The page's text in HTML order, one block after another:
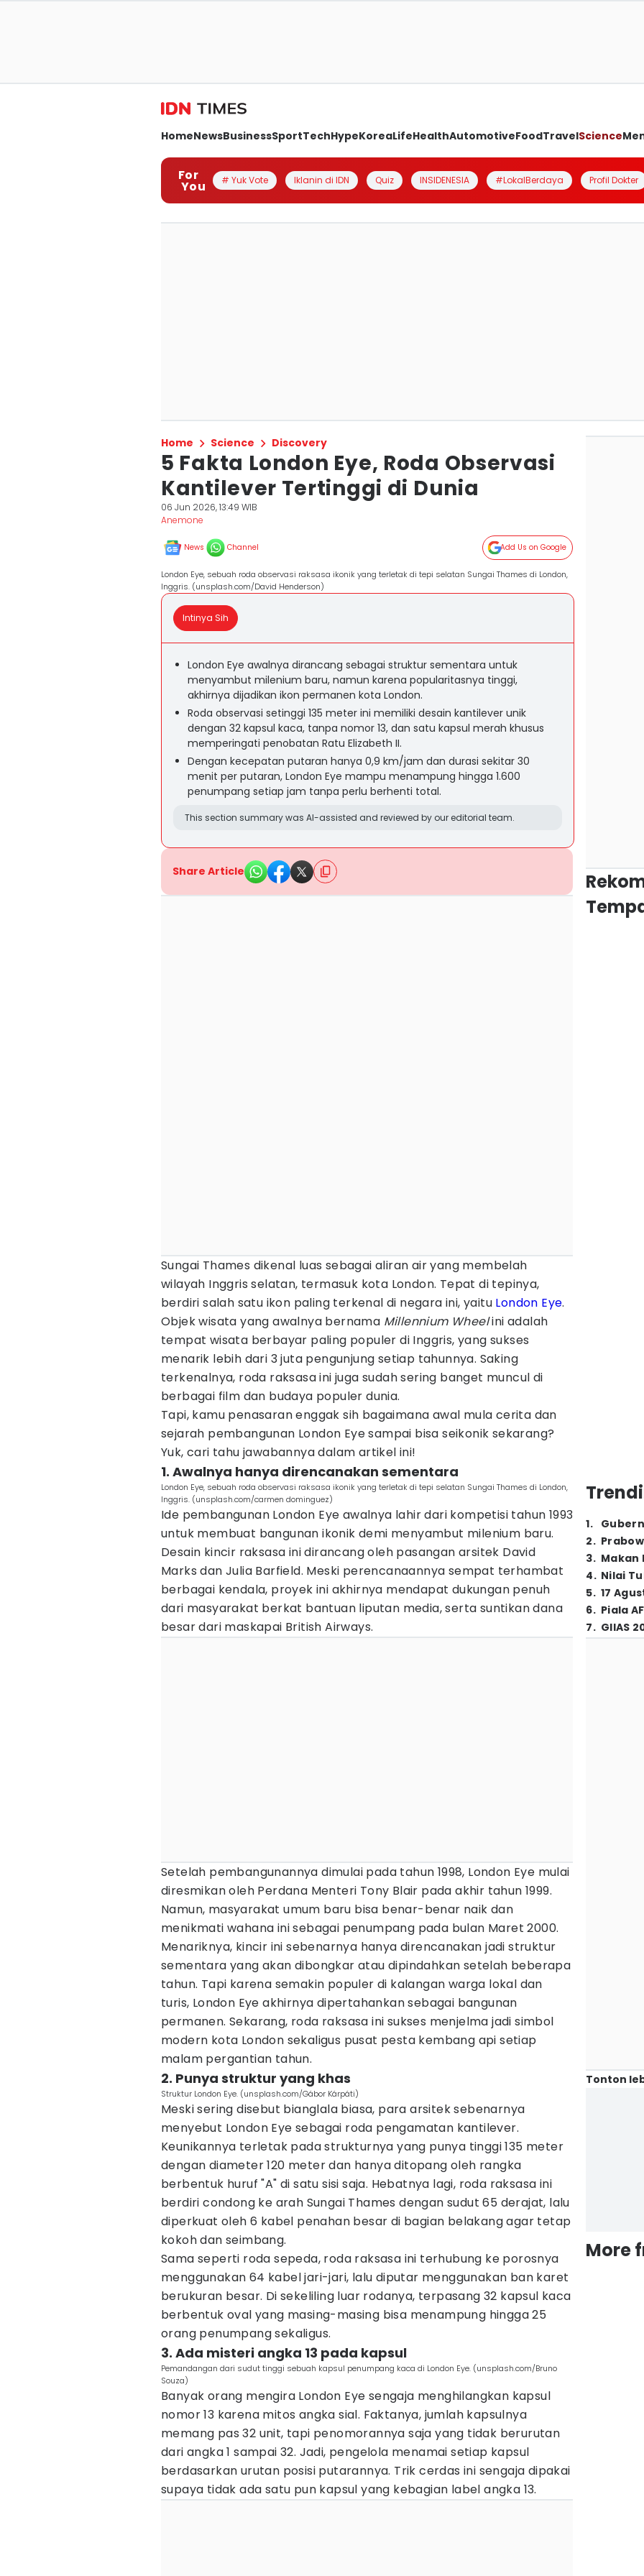
HomeNewsBusinessSportTechHypeKoreaLifeHealthAutomotiveFoodTravelScience
For
You # Yuk Vote Iklanin di IDN Quiz INSIDENESIA #LokalBerdaya Profil Dokter
Home Science Discovery
5 Fakta London Eye, Roda Observasi
Kantilever Tertinggi di Dunia
06 Jun 2026, 13:49 WIB
Anemone
News Channel Add Us on Google
London Eye, sebuah roda observasi raksasa ikonik yang terletak di tepi selatan Sungai Thames di London,
Inggris. (unsplash.com/David Henderson)
Intinya Sih
London Eye awalnya dirancang sebagai struktur sementara untuk
menyambut milenium baru, namun karena popularitasnya tinggi,
akhirnya dijadikan ikon permanen kota London.
Roda observasi setinggi 135 meter ini memiliki desain kantilever unik
dengan 32 kapsul kaca, tanpa nomor 13, dan satu kapsul merah khusus
memperingati penobatan Ratu Elizabeth II.
Dengan kecepatan putaran hanya 0,9 km/jam dan durasi sekitar 30
menit per putaran, London Eye mampu menampung hingga 1.600
penumpang setiap jam tanpa perlu berhenti total.
This section summary was AI-assisted and reviewed by our editorial team.
Share Article
Sungai Thames dikenal luas sebagai aliran air yang membelah
wilayah Inggris selatan, termasuk kota London. Tepat di tepinya,
berdiri salah satu ikon paling terkenal di negara ini, yaitu London Eye.
Objek wisata yang awalnya bernama Millennium Wheelini adalah
tempat wisata berbayar paling populer di Inggris, yang sukses
menarik lebih dari 3 juta pengunjung setiap tahunnya. Saking
terkenalnya, roda raksasa ini juga sudah sering banget muncul di
berbagai film dan budaya populer dunia.
Tapi, kamu penasaran enggak sih bagaimana awal mula cerita dan
sejarah pembangunan London Eye sampai bisa seikonik sekarang?
Yuk, cari tahu jawabannya dalam artikel ini!
1. Awalnya hanya direncanakan sementara
London Eye, sebuah roda observasi raksasa ikonik yang terletak di tepi selatan Sungai Thames di London,
Inggris. (unsplash.com/carmen dominguez)
Ide pembangunan London Eye awalnya lahir dari kompetisi tahun 1993
untuk membuat bangunan ikonik demi menyambut milenium baru.
Desain kincir raksasa ini dirancang oleh pasangan arsitek David
Marks dan Julia Barfield. Meski perencanaannya sempat terhambat
berbagai kendala, proyek ini akhirnya mendapat dukungan penuh
dari masyarakat berkat bantuan liputan media, serta suntikan dana
besar dari maskapai British Airways.
Setelah pembangunannya dimulai pada tahun 1998, London Eye mulai
diresmikan oleh Perdana Menteri Tony Blair pada akhir tahun 1999.
Namun, masyarakat umum baru bisa benar-benar naik dan
menikmati wahana ini sebagai penumpang pada bulan Maret 2000.
Menariknya, kincir ini sebenarnya hanya direncanakan jadi struktur
sementara yang akan dibongkar atau dipindahkan setelah beberapa
tahun. Tapi karena semakin populer di kalangan warga lokal dan
turis, London Eye akhirnya dipertahankan sebagai bangunan
permanen. Sekarang, roda raksasa ini sukses menjelma jadi simbol
modern kota London sekaligus pusat pesta kembang api setiap
malam pergantian tahun.
2. Punya struktur yang khas
Struktur London Eye. (unsplash.com/Gábor Kárpáti)
Meski sering disebut bianglala biasa, para arsitek sebenarnya
menyebut London Eye sebagai roda pengamatan kantilever.
Keunikannya terletak pada strukturnya yang punya tinggi 135 meter
dengan diameter 120 meter dan hanya ditopang oleh rangka
berbentuk huruf "A" di satu sisi saja. Hebatnya lagi, roda raksasa ini
berdiri condong ke arah Sungai Thames dengan sudut 65 derajat, lalu
diperkuat oleh 6 kabel penahan besar di bagian belakang agar tetap
kokoh dan seimbang.
Sama seperti roda sepeda, roda raksasa ini terhubung ke porosnya
menggunakan 64 kabel jari-jari, lalu diputar menggunakan ban karet
berukuran besar. Di sekeliling luar rodanya, terpasang 32 kapsul kaca
berbentuk oval yang masing-masing bisa menampung hingga 25
orang penumpang sekaligus.
3. Ada misteri angka 13 pada kapsul
Pemandangan dari sudut tinggi sebuah kapsul penumpang kaca di London Eye. (unsplash.com/Bruno
Souza)
Banyak orang mengira London Eye sengaja menghilangkan kapsul
nomor 13 karena mitos angka sial. Faktanya, jumlah kapsulnya
memang pas 32 unit, tapi penomorannya saja yang tidak berurutan
dari angka 1 sampai 32. Jadi, pengelola menamai setiap kapsul
berdasarkan urutan posisi putarannya. Trik cerdas ini sengaja dipakai
supaya tidak ada satu pun kapsul yang kebagian label angka 13.
1.
2.
3. Makan
4. Nilai
5. 17
6. Piala
7. GIIAS
Tonton
More